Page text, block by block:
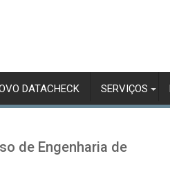
DATACHECK SERVIÇOS
de Engenharia de